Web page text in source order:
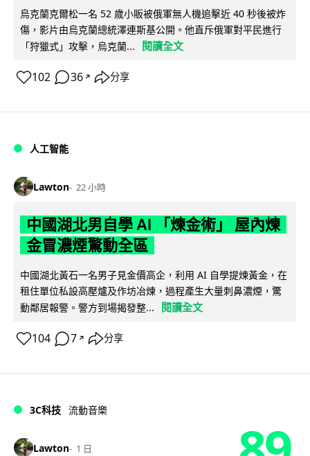
烏克蘭克爾松一名 52 歲小販被俄軍無人機追擊近 40 秒後被炸
傷，影片由烏克蘭總統澤連斯基公開。他直斥俄軍對平民進行
「狩獵式」攻擊，烏克蘭...
閱讀全文
102 36 ↗ 分享
人工智能
Lawton 22 小時
中國湖北男自學 AI 「煉金術」 屋內煉
金冒濃煙驚動全區
中國湖北黃石一名男子見金價高企，利用 AI 自學提煉黃金，在
租住單位私設高壓爐及作坊冶煉，過程產生大量刺鼻濃煙，驚
動鄰居報警。警方到場揭發整...
閱讀全文
104 7 ↗ 分享
3C科技 流動音樂
Lawton 1 日